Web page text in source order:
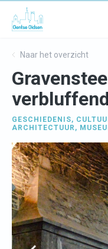
Naar het overzicht
GESCHIEDENIS,
ARCHITECTUUR ,